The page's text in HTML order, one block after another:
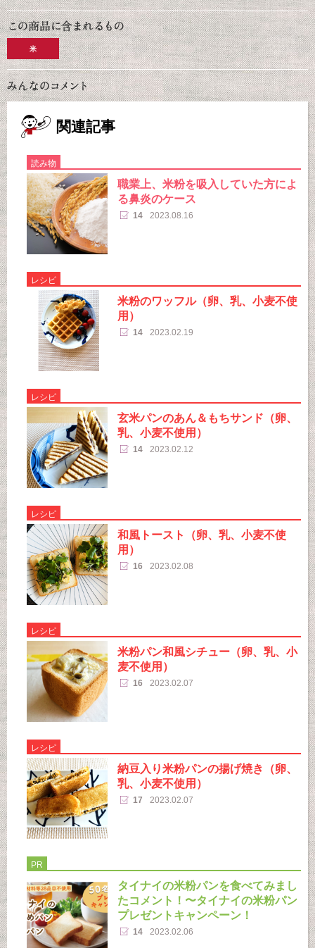
米
関連記事
読み物
職業上、米粉を吸入していた方によ
る鼻炎のケース
14 2023.08.16
レシピ
米粉のワッフル（卵、乳、小麦不使
用）
14 2023.02.19
レシピ
玄米パンのあん＆もちサンド（卵、
乳、小麦不使用）
14 2023.02.12
レシピ
和風トースト（卵、乳、小麦不使
用）
16 2023.02.08
レシピ
米粉パン和風シチュー（卵、乳、小
麦不使用）
16 2023.02.07
レシピ
納豆入り米粉パンの揚げ焼き（卵、
乳、小麦不使用）
17 2023.02.07
PR
タイナイの米粉パンを食べてみまし
たコメント！〜タイナイの米粉パン
プレゼントキャンペーン！
14 2023.02.06